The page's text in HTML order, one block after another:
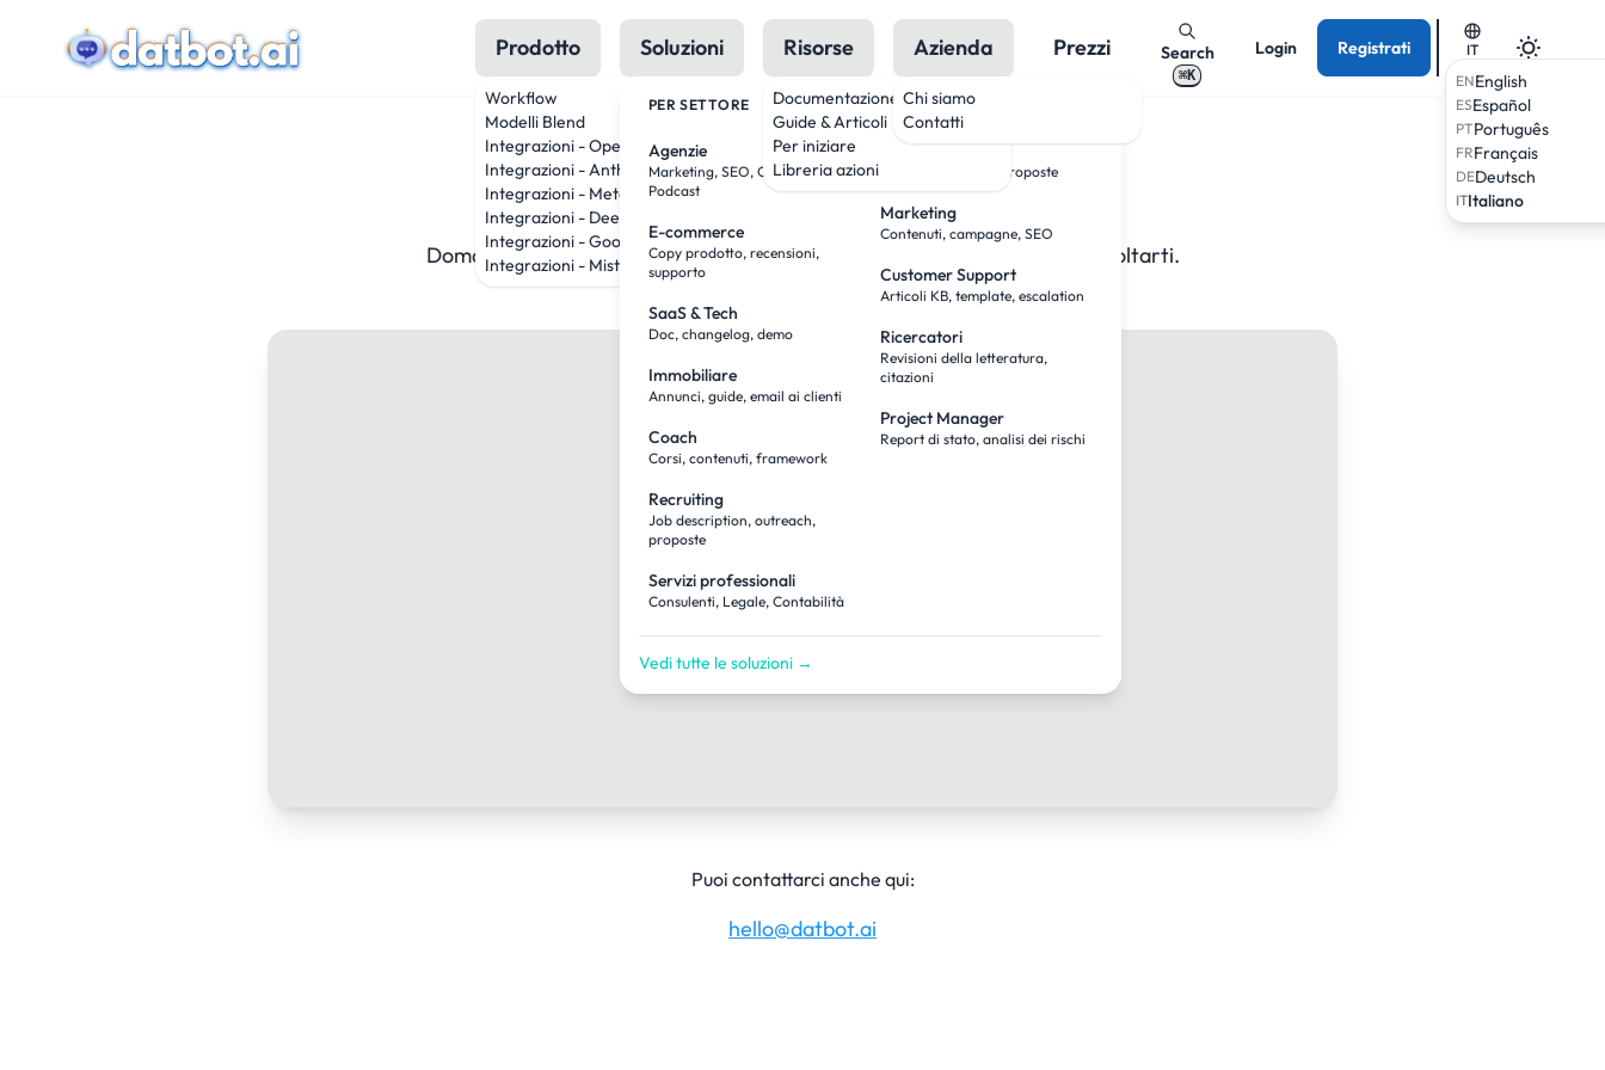
Prodotto
Workflow
Modelli Blend
Integrazioni - OpenAI
Integrazioni - Anthropic
Integrazioni - Meta
Integrazioni - DeepSeek
Integrazioni - Google
Integrazioni - Mistral
Soluzioni
PER SETTORE
Agenzie
Marketing, SEO, Creatività,
Podcast
E-commerce
Copy prodotto, recensioni,
supporto
SaaS & Tech
Doc, changelog, demo
Immobiliare
Annunci, guide, email ai clienti
Coach
Corsi, contenuti, framework
Recruiting
Job description, outreach,
proposte
Servizi professionali
Consulenti, Legale, Contabilità
PER RUOLO
Ricerca, outreach, proposte
Marketing
Contenuti, campagne, SEO
Customer Support
Articoli KB, template, escalation
Ricercatori
Revisioni della letteratura,
citazioni
Project Manager
Report di stato, analisi dei rischi
Vedi tutte le soluzioni →
Risorse
Documentazione
Guide & Articoli
Per iniziare
Libreria azioni
Azienda
Chi siamo
Contatti
Prezzi Search
⌘K
Login Registrati
IT
ENEnglish
ESEspañol
PTPortuguês
FRFrançais
DEDeutsch
ITItaliano
Mettiti in contatto
Domande, feedback o vuoi semplicemente dire ciao? Saremo felici di ascoltarti.
Puoi contattarci anche qui:
hello@datbot.ai